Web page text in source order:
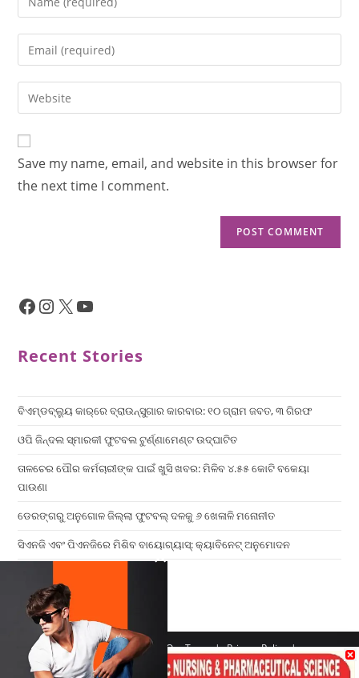
Save my name, email, and website in this browser for
the next time I comment.
Recent Stories
ବିଏମ୍‌ଡବ୍ଲ୍ୟୁ କାର୍‌ରେ ବ୍ରାଉନ୍‌ସୁଗାର କାରବାର: ୧୦ ଗ୍ରାମ ଜବତ, ୩ ଗିରଫ
ଓପି ଜିନ୍ଦଲ ସ୍ମାରକୀ ଫୁଟବଲ ଟୁର୍ଣ୍ଣାମେଣ୍ଟ ଉଦ୍ଘାଟିତ
ତାଳଚେର ପୌର କର୍ମଚାରୀଙ୍କ ପାଇଁ ଖୁସି ଖବର: ମିଳିବ ୪.୫୫ କୋଟି ବକେୟା
ପାଉଣା
ଡେରଙ୍ଗରୁ ଅନୁଗୋଳ ଜିଲ୍ଲା ଫୁଟବଲ୍ ଦଳକୁ ୬ ଖେଳାଳି ମନୋନୀତ
ସିଏନଜି ଏବଂ ପିଏନଜିରେ ମିଶିବ ବାୟୋଗ୍ୟାସ୍: କ୍ୟାବିନେଟ୍ ଅନୁମୋଦନ
Home Contact us Our Team
Privacy Policy
Terms & Conditions
×